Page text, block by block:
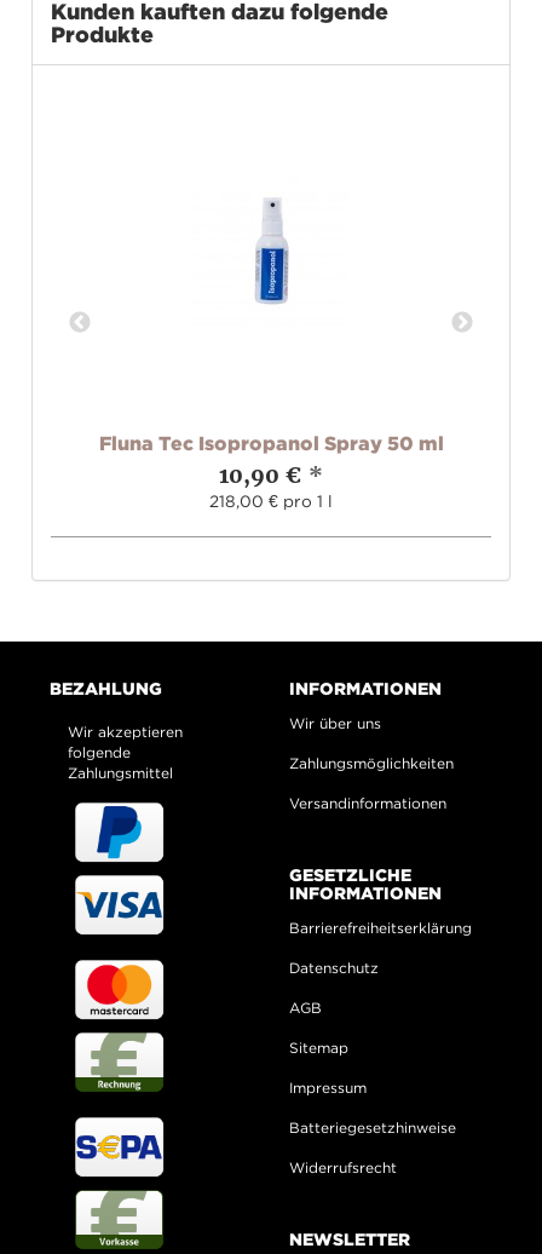
Kunden kauften dazu folgende
Produkte
Fluna Tec Isopropanol Spray 50 ml
10,90 € *
218,00 € pro 1 l
BEZAHLUNG
Wir akzeptieren
folgende
Zahlungsmittel
INFORMATIONEN
Wir über uns
Zahlungsmöglichkeiten
Versandinformationen
GESETZLICHE
INFORMATIONEN
Barrierefreiheitserklärung
Datenschutz
AGB
Sitemap
Impressum
Batteriegesetzhinweise
Widerrufsrecht
NEWSLETTER